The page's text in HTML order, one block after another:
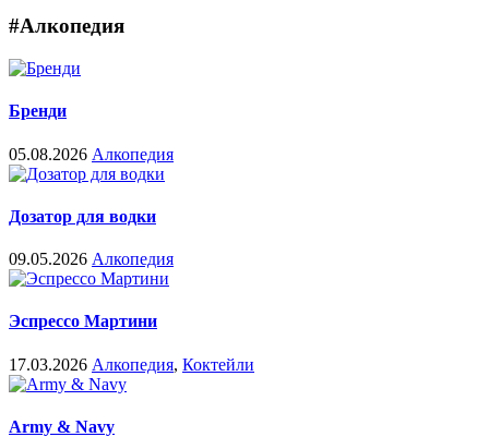
#Алкопедия
Бренди
05.08.2026 Алкопедия
Дозатор для водки
09.05.2026 Алкопедия
Эспрессо Мартини
17.03.2026 Алкопедия, Коктейли
Army & Navy